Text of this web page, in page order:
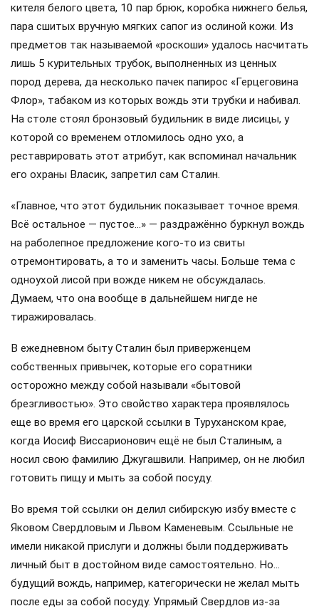
кителя белого цвета, 10 пар брюк, коробка нижнего белья,
пара сшитых вручную мягких сапог из ослиной кожи. Из
предметов так называемой «роскоши» удалось насчитать
лишь 5 курительных трубок, выполненных из ценных
пород дерева, да несколько пачек папирос «Герцеговина
Флор», табаком из которых вождь эти трубки и набивал.
На столе стоял бронзовый будильник в виде лисицы, у
которой со временем отломилось одно ухо, а
реставрировать этот атрибут, как вспоминал начальник
его охраны Власик, запретил сам Сталин.
«Главное, что этот будильник показывает точное время.
Всё остальное — пустое…» — раздражённо буркнул вождь
на раболепное предложение кого-то из свиты
отремонтировать, а то и заменить часы. Больше тема с
одноухой лисой при вожде никем не обсуждалась.
Думаем, что она вообще в дальнейшем нигде не
тиражировалась.
В ежедневном быту Сталин был приверженцем
собственных привычек, которые его соратники
осторожно между собой называли «бытовой
брезгливостью». Это свойство характера проявлялось
еще во время его царской ссылки в Туруханском крае,
когда Иосиф Виссарионович ещё не был Сталиным, а
носил свою фамилию Джугашвили. Например, он не любил
готовить пищу и мыть за собой посуду.
Во время той ссылки он делил сибирскую избу вместе с
Яковом Свердловым и Львом Каменевым. Ссыльные не
имели никакой прислуги и должны были поддерживать
личный быт в достойном виде самостоятельно. Но…
будущий вождь, например, категорически не желал мыть
после еды за собой посуду. Упрямый Свердлов из-за